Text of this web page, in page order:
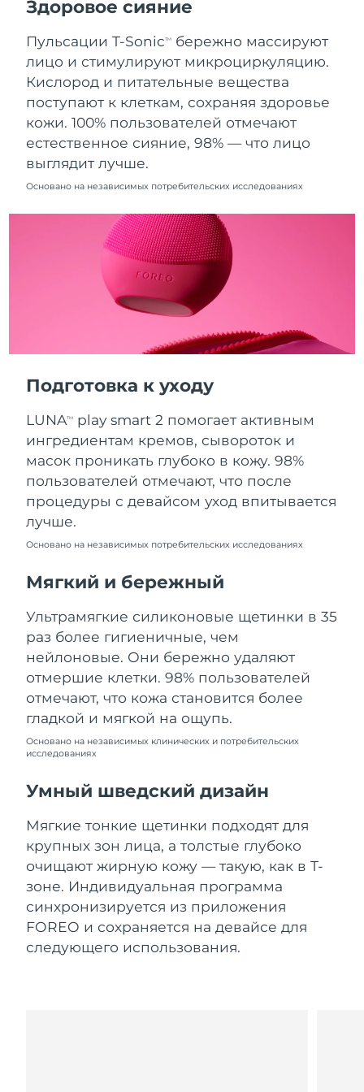
Здоровое сияние
Пульсации T-SonicTM
бережно массируют
лицо и стимулируют микроциркуляцию.
Кислород и питательные вещества
поступают к клеткам, сохраняя здоровье
кожи. 100% пользователей отмечают
естественное сияние, 98% — что лицо
выглядит лучше.
Основано на независимых потребительских исследованиях
Подготовка к уходу
LUNATM
play smart 2 помогает активным
ингредиентам кремов, сывороток и
масок проникать глубоко в кожу. 98%
пользователей отмечают, что после
процедуры с девайсом уход впитывается
лучше.
Основано на независимых потребительских исследованиях
Мягкий и бережный
Ультрамягкие силиконовые щетинки в 35
раз более гигиеничные, чем
нейлоновые. Они бережно удаляют
отмершие клетки. 98% пользователей
отмечают, что кожа становится более
гладкой и мягкой на ощупь.
Основано на независимых клинических и потребительских
исследованиях
Умный шведский дизайн
Мягкие тонкие щетинки подходят для
крупных зон лица, а толстые глубоко
очищают жирную кожу — такую, как в Т-
зоне. Индивидуальная программа
синхронизируется из приложения
FOREO и сохраняется на девайсе для
следующего использования.
Нидерланды
Ожидаемая дата доставки
8/8/26
Новая Зеландия
Ожидаемая дата доставки
8/8/26
Норвегия
Ожидаемая дата доставки
8/8/26
Оман
Ожидаемая дата доставки
Филиппины
Ожидаемая дата доставки
Ожидаемая дата доставки
Ожидаемая дата доставки
8/8/26
Пуэрто-Рико
Ожидаемая дата доставки
Катар
Ожидаемая дата доставки
Реюньон
Ожидаемая дата доставки
Румыния
8/8/26
Россия
Ожидаемая дата доставки
Саудовская Аравия
Ожидаемая дата доставки
Сингапур
Ожидаемая дата доставки
8/10/26
Словакия
Ожидаемая дата доставки
Южно-Африканская
Ожидаемая дата доставки
Республика Корея
Ожидаемая дата доставки
Испания
Ожидаемая дата доставки